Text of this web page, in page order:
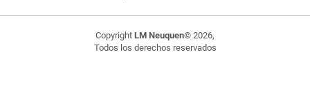
Copyright LM Neuquen© 2026,
Todos los derechos reservados